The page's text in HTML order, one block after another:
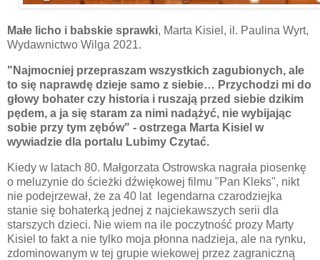
Małe licho i babskie sprawki, Marta Kisiel, il. Paulina Wyrt,
Wydawnictwo Wilga 2021.
"Najmocniej przepraszam wszystkich zagubionych, ale
to się naprawdę dzieje samo z siebie… Przychodzi mi do
głowy bohater czy historia i ruszają przed siebie dzikim
pędem, a ja się staram za nimi nadążyć, nie wybijając
sobie przy tym zębów" - ostrzega Marta Kisiel w
wywiadzie dla portalu Lubimy Czytać.
Kiedy w latach 80. Małgorzata Ostrowska nagrała piosenkę
o meluzynie do ścieżki dźwiękowej filmu "Pan Kleks", nikt
nie podejrzewał, że za 40 lat
legendarna czarodziejka
stanie się bohaterką jednej z najciekawszych serii dla
starszych dzieci. Nie wiem na ile poczytność prozy Marty
Kisiel to fakt a nie tylko moja płonna nadzieja, ale na rynku,
zdominowanym w tej grupie wiekowej przez zagraniczną